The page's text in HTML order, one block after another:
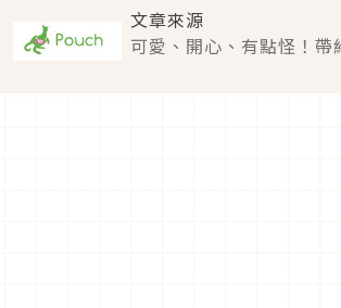
文章來源
可愛、開心、有點怪！